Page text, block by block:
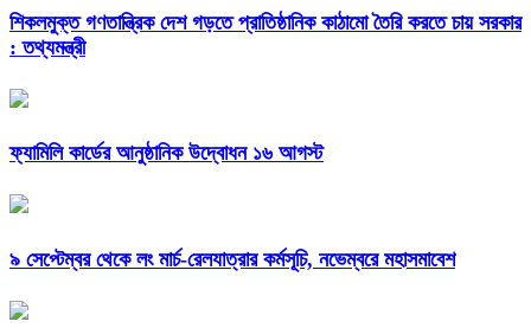
শিকলমুক্ত গণতান্ত্রিক দেশ গড়তে প্রাতিষ্ঠানিক কাঠামো তৈরি করতে চায় সরকার
: তথ্যমন্ত্রী
ফ্যামিলি কার্ডের আনুষ্ঠানিক উদ্বোধন ১৬ আগস্ট
৯ সেপ্টেম্বর থেকে লং মার্চ-রেলযাত্রার কর্মসূচি, নভেম্বরে মহাসমাবেশ